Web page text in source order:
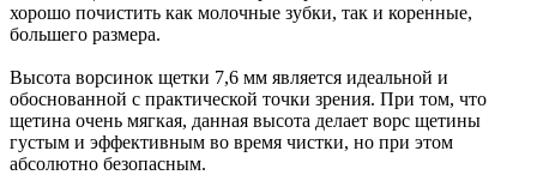
хорошо почистить как молочные зубки, так и коренные,
большего размера.
Высота ворсинок щетки 7,6 мм является идеальной и
обоснованной с практической точки зрения. При том, что
щетина очень мягкая, данная высота делает ворс щетины
густым и эффективным во время чистки, но при этом
абсолютно безопасным.